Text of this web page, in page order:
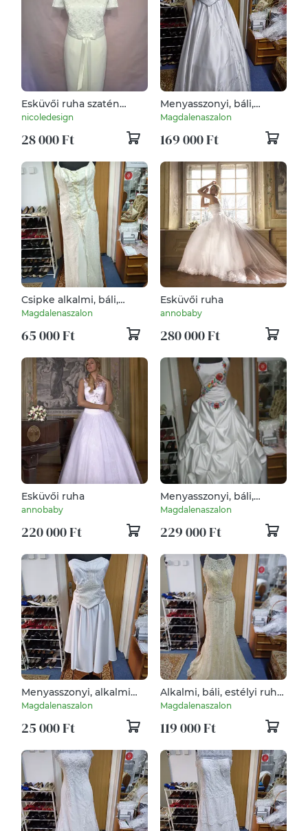
Esküvői ruha szatén
megköthető masnival
nicoledesign
28 000 Ft
Menyasszonyi, báli,
alkalmi, szalagavatós
ruha, kék virágos,
himzett.
Magdalenaszalon
169 000 Ft
Csipke alkalmi, báli,
esküvői ruha.
Magdalenaszalon
65 000 Ft
Esküvői ruha
annobaby
280 000 Ft
Esküvői ruha
annobaby
220 000 Ft
Menyasszonyi, báli,
szalagavatós ruha,
kalocsai himzett.
Magdalenaszalon
229 000 Ft
Menyasszonyi, alkalmi
ruha, fehér, két részes.
Magdalenaszalon
25 000 Ft
Alkalmi, báli, estélyi ruha,
de menyasszonyi
ruhának is kiváló.
Magdalenaszalon
119 000 Ft